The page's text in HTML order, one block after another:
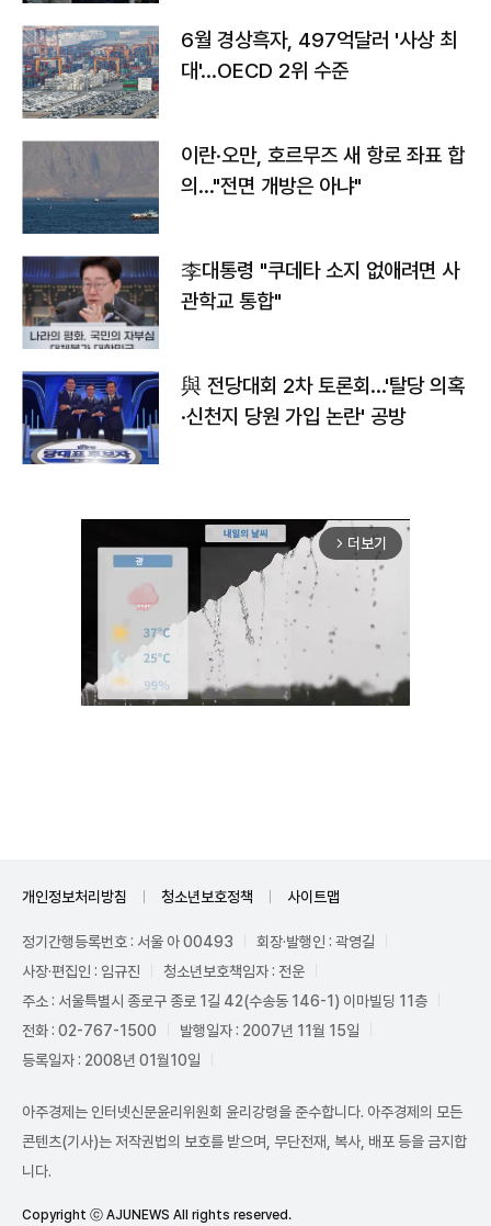
6월 경상흑자, 497억달러 '사상 최
대'…OECD 2위 수준
이란·오만, 호르무즈 새 항로 좌표 합
의…"전면 개방은 아냐"
李대통령 "쿠데타 소지 없애려면 사
관학교 통합"
與 전당대회 2차 토론회…'탈당 의혹
·신천지 당원 가입 논란' 공방
arrow_forward_ios 더보기
개인정보처리방침 청소년보호정책 사이트맵
정기간행등록번호 : 서울 아 00493
회장·발행인 : 곽영길
사장·편집인 : 임규진
청소년보호책임자 : 전운
주소 : 서울특별시 종로구 종로 1길 42(수송동 146-1) 이마빌딩 11층
전화 : 02-767-1500
발행일자 : 2007년 11월 15일
등록일자 : 2008년 01월10일
아주경제는 인터넷신문윤리위원회 윤리강령을 준수합니다. 아주경제의 모든
콘텐츠(기사)는 저작권법의 보호를 받으며, 무단전재, 복사, 배포 등을 금지합
니다.
Copyright ⓒ AJUNEWS All rights reserved.